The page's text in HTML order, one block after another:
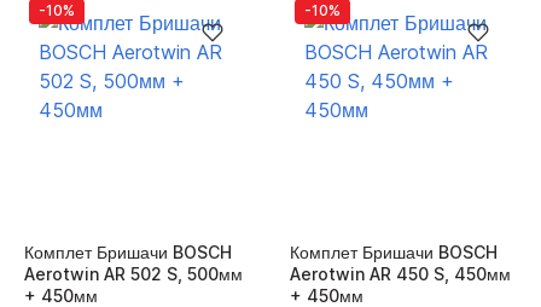
-10%
Комплет Бришачи BOSCH
Aerotwin AR 502 S, 500мм
+ 450мм
-10%
Комплет Бришачи BOSCH
Aerotwin AR 450 S, 450мм
+ 450мм